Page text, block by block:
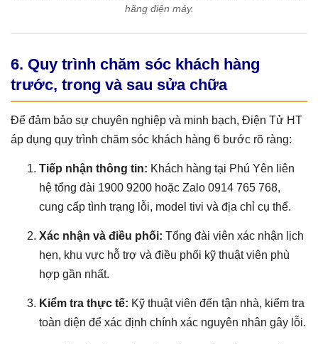
hãng điện máy.
6. Quy trình chăm sóc khách hàng
trước, trong và sau sửa chữa
Để đảm bảo sự chuyên nghiệp và minh bạch, Điện Tử HT
áp dụng quy trình chăm sóc khách hàng 6 bước rõ ràng:
Tiếp nhận thông tin: Khách hàng tại Phú Yên liên
hệ tổng đài 1900 9200 hoặc Zalo 0914 765 768,
cung cấp tình trạng lỗi, model tivi và địa chỉ cụ thể.
Xác nhận và điều phối: Tổng đài viên xác nhận lịch
hẹn, khu vực hỗ trợ và điều phối kỹ thuật viên phù
hợp gần nhất.
Kiểm tra thực tế: Kỹ thuật viên đến tận nhà, kiểm tra
toàn diện để xác định chính xác nguyên nhân gây lỗi.